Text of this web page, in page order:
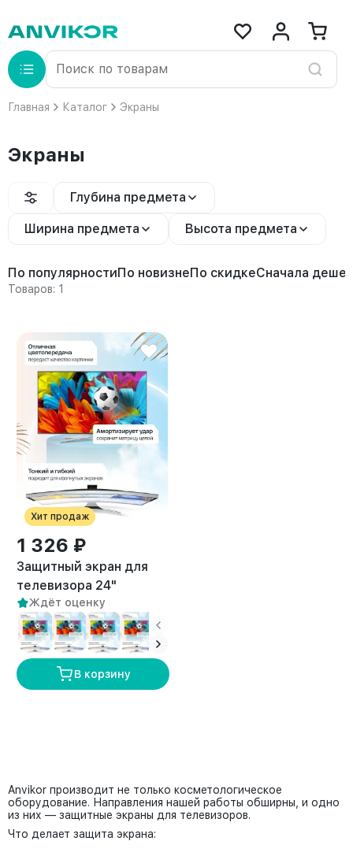
Главная Каталог Экраны
Экраны
Глубина предмета
Ширина предмета Высота предмета
По популярностиПо новизнеПо скидкеСначала
Товаров: 1
Хит продаж
1 326 ₽
Защитный экран для
телевизора 24"
Ждёт оценку
В корзину
Anvikor производит не только косметологическое
оборудование. Направления нашей работы обширны, и одно
из них — защитные экраны для телевизоров.
Что делает защита экрана: